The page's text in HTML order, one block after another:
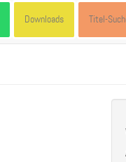
Downloads Titel-